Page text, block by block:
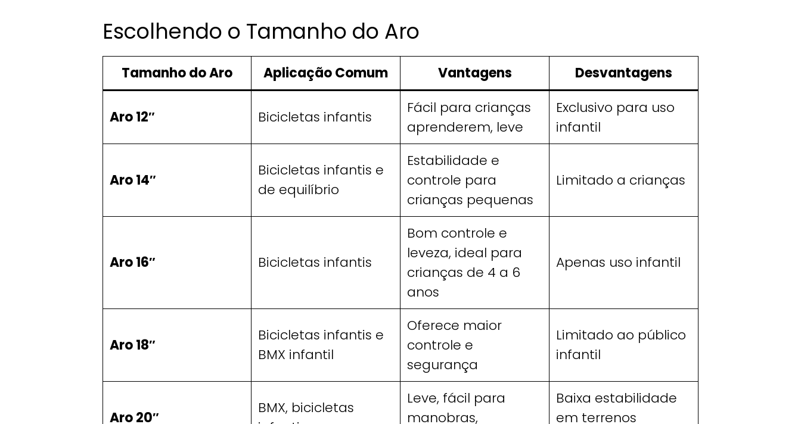
Escolhendo o Tamanho do Aro
Tamanho do Aro Aplicação Comum Vantagens Desvantagens
Aro 12″ Bicicletas infantis
Fácil para crianças
aprenderem, leve
Exclusivo para uso
infantil
Aro 14″
Bicicletas infantis e
de equilíbrio
Estabilidade e
controle para
crianças pequenas
Limitado a crianças
Aro 16″ Bicicletas infantis
Bom controle e
leveza, ideal para
crianças de 4 a 6
anos
Apenas uso infantil
Aro 18″
Bicicletas infantis e
BMX infantil
Oferece maior
controle e
segurança
Limitado ao público
infantil
Aro 20″
BMX, bicicletas
Leve, fácil para
manobras,
Baixa estabilidade
em terrenos